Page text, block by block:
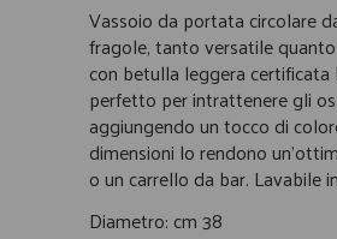
Vassoio da portata circolare
fragole, tanto versatile
con betulla leggera certificata
perfetto per intrattenere gli
aggiungendo un tocco di
dimensioni lo rendono
o un carrello da bar. Lavabile
Diametro: cm 38